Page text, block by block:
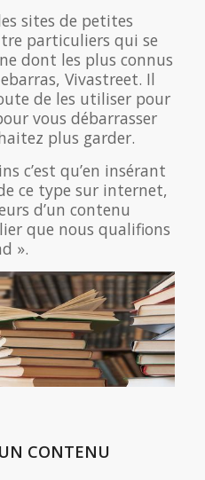
sites de petites
particuliers qui se
dont les plus connus
Vivastreet. Il
de les utiliser pour
vous débarrasser
plus garder.
c’est qu’en insérant
ce type sur internet,
d’un contenu
que nous qualifions
».
CONTENU